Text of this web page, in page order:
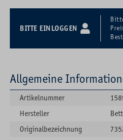
BITTE EINLOGGEN
Allgemeine
Artikelnummer
Hersteller
Originalbezeichnung